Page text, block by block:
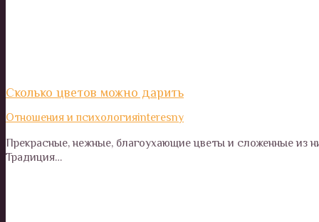
Сколько цветов можно дарить
Отношения и психологияinteresny
Прекрасные, нежные, благоухающие цветы и сложенные из
Традиция…